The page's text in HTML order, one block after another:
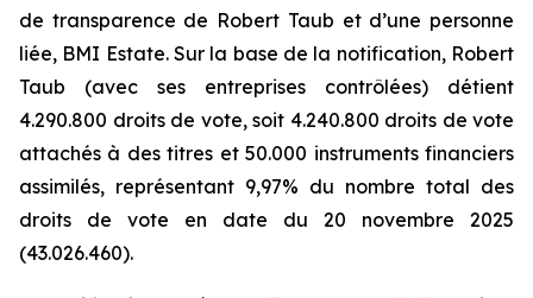
de transparence de Robert Taub et d’une personne
liée, BMI Estate. Sur la base de la notification, Robert
Taub (avec ses entreprises contrôlées) détient
4.290.800 droits de vote, soit 4.240.800 droits de vote
attachés à des titres et 50.000 instruments financiers
assimilés, représentant 9,97% du nombre total des
droits de vote en date du 20 novembre 2025
(43.026.460).